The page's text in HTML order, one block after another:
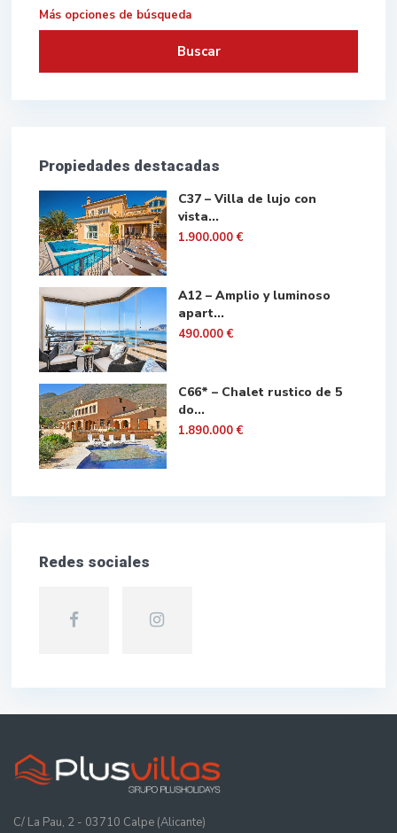
Más opciones de búsqueda
Buscar
Propiedades destacadas
C37 – Villa de lujo con
vista...
1.900.000 €
A12 – Amplio y luminoso
apart...
490.000 €
C66* – Chalet rustico de 5
do...
1.890.000 €
Redes sociales
C/ La Pau, 2 - 03710 Calpe (Alicante)